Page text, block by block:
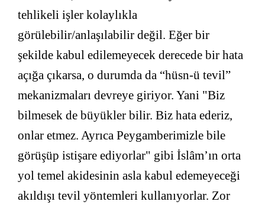
tehlikeli işler kolaylıkla
görülebilir/anlaşılabilir değil. Eğer bir
şekilde kabul edilemeyecek derecede bir hata
açığa çıkarsa, o durumda da “hüsn-ü tevil”
mekanizmaları devreye giriyor. Yani "Biz
bilmesek de büyükler bilir. Biz hata ederiz,
onlar etmez. Ayrıca Peygamberimizle bile
görüşüp istişare ediyorlar" gibi İslâm’ın orta
yol temel akidesinin asla kabul edemeyeceği
akıldışı tevil yöntemleri kullanıyorlar. Zor